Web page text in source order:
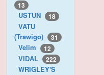
13
USTUN 18
VATU
(Trawigo)
31
Velim 12
VIDAL 222
WRIGLEY'S